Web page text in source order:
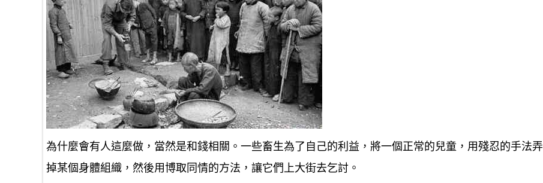
為什麼會有人這麼做，當然是和錢相關。一些畜生為了自己的利益，將一個正常的兒童，用殘忍的手法弄
掉某個身體組織，然後用博取同情的方法，讓它們上大街去乞討。